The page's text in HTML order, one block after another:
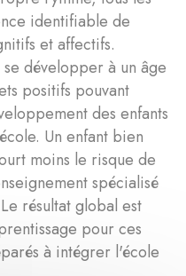
identifiable de
et affectifs.
développer à un âge
positifs pouvant
des enfants
Un enfant bien
moins le risque de
spécialisé
résultat global est
pour ces
à intégrer l'école